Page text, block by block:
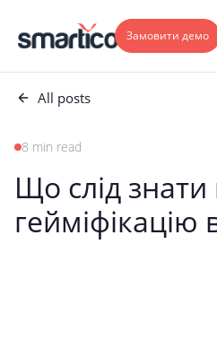
Замовити демо
All posts
8 min read
Що слід
гейміфікацію